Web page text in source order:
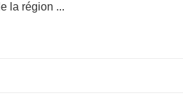
la région ...